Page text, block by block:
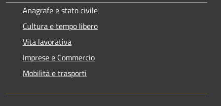
Anagrafe e stato civile
Cultura e tempo libero
Vita lavorativa
Imprese e Commercio
Mobilità e trasporti